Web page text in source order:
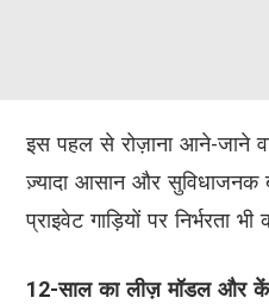
इस पहल से रोज़ाना आने-जाने
ज़्यादा आसान और सुविधाजनक
प्राइवेट गाड़ियों पर निर्भरता भी
12-साल का लीज़ मॉडल और